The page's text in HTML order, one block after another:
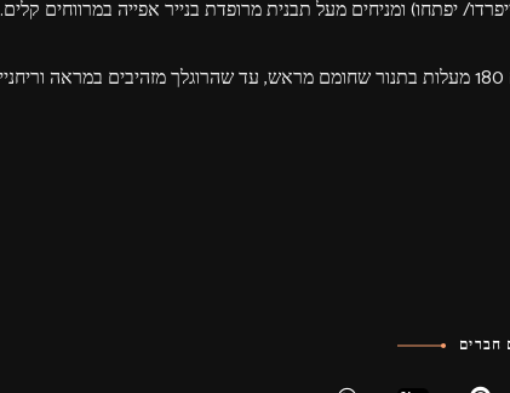
יפתחו) ומניחים מעל תבנית מרופדת בנייר אפייה במרווחים קלים.
חברים